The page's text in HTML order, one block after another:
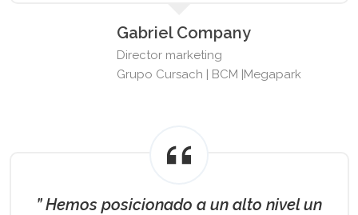
Gabriel Company
Director marketing
Grupo Cursach | BCM |Megapark
” Hemos posicionado a un alto nivel un